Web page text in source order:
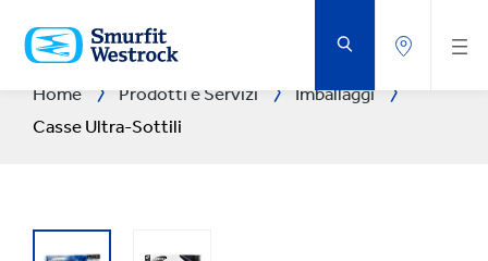
AL
CONTENUTO
PRINCIPALE
Home Prodotti e Servizi
Imballaggi
Casse Ultra-Sottili